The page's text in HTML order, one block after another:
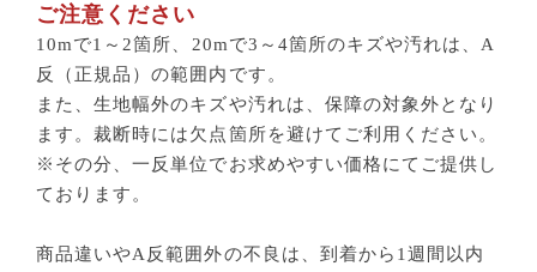
ご注意ください
10mで1～2箇所、20mで3～4箇所のキズや汚れは、A
反（正規品）の範囲内です。
また、生地幅外のキズや汚れは、保障の対象外となり
ます。裁断時には欠点箇所を避けてご利用ください。
※その分、一反単位でお求めやすい価格にてご提供し
ております。
商品違いやA反範囲外の不良は、到着から1週間以内